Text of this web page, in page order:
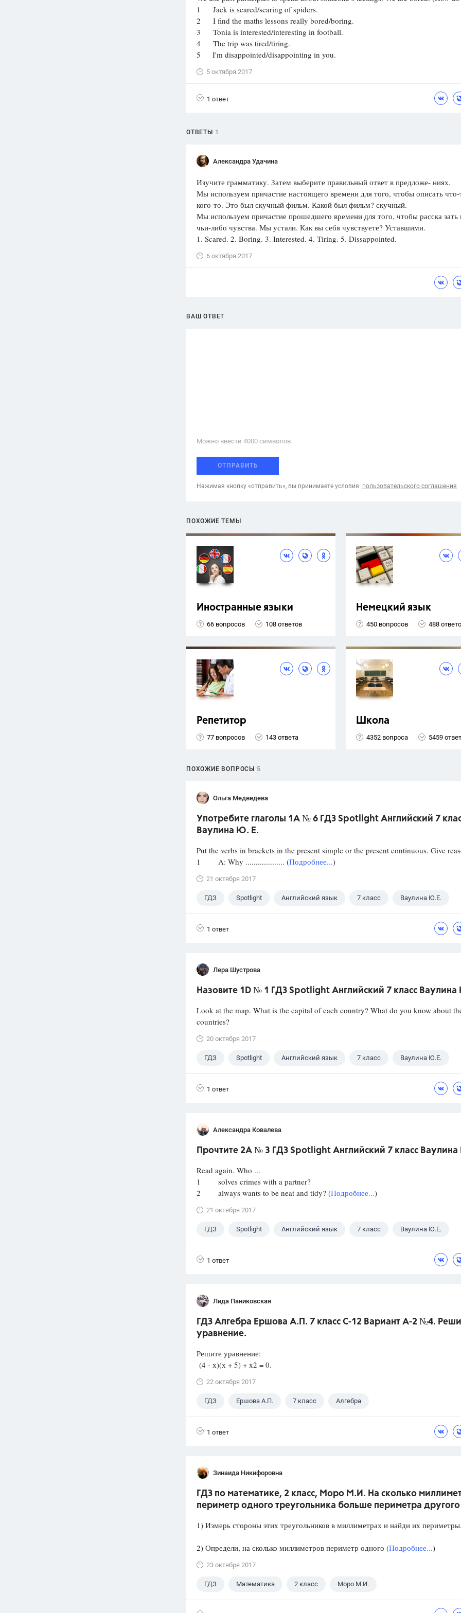
Вузы
Олимпиады
ответа
Spotlight
1 Jack is scared/scaring of spiders.
2 I find the maths lessons really bored/boring.
3 Tonia is interested/interesting in football.
4 The trip was tired/tiring.
5 I'm disappointed/disappointing in you.
5 октября 2017
1 ответ
ОТВЕТЫ 1
Александра Удачина
Изучите грамматику. Затем выберите правильный ответ в предложе- ниях.
Мы используем причастие настоящего времени для того, чтобы описать
кого-то. Это был скучный фильм. Какой был фильм? скучный.
Мы используем причастие прошедшего времени для того, чтобы расска­ зать
чьи-либо чувства. Мы устали. Как вы себя чувствуете? Уставшими.
1. Scared. 2. Boring. 3. Interested. 4. Tiring. 5. Dissappointed.
6 октября 2017
ВАШ ОТВЕТ
Можно ввести 4000 cимволов
ОТПРАВИТЬ
Нажимая кнопку «отправить», вы принимаете условия пользовательского соглашения
ПОХОЖИЕ ТЕМЫ
Иностранные языки
66 вопросов 108 ответов
Немецкий язык
450 вопросов 488
Репетитор
77 вопросов 143 ответа
Школа
4352 вопроса 5459
ПОХОЖИЕ ВОПРОСЫ 5
Ольга Медведева
Употребите глаголы 1A № 6 ГДЗ Spotlight Английский 7
Ваулина Ю. Е.
Put the verbs in brackets in the present simple or the present continuous. Give
1 A: Why ................... (Подробнее...)
21 октября 2017
ГДЗ Spotlight Английский язык 7 класс Ваулина Ю.Е.
1 ответ
Лера Шустрова
Назовите 1D № 1 ГДЗ Spotlight Английский 7 класс
Look at the map. What is the capital of each country? What do you know about
countries?
20 октября 2017
ГДЗ Spotlight Английский язык 7 класс Ваулина Ю.Е.
1 ответ
Александра Ковалева
Прочтите 2A № 3 ГДЗ Spotlight Английский 7 класс
Read again. Who ...
1 solves crimes with a partner?
2 always wants to be neat and tidy? (Подробнее...)
21 октября 2017
ГДЗ Spotlight Английский язык 7 класс Ваулина Ю.Е.
1 ответ
Лида Паниковская
ГДЗ Алгебра Ершова А.П. 7 класс С-12 Вариант А-2 №4.
уравнение.
Решите уравнение:
(4 - х)(х + 5) + х2 = 0.
22 октября 2017
ГДЗ Ершова А.П. 7 класс Алгебра
1 ответ
Зинаида Никифоровна
ГДЗ по математике, 2 класс, Моро М.И. На сколько
периметр одного треугольника больше периметра
1) Измерь стороны этих треугольников в миллиметрах и найди их
2) Определи, на сколько миллиметров периметр одного (Подробнее...)
23 октября 2017
ГДЗ Математика 2 класс Моро М.И.